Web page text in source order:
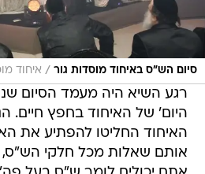
סיום הש"ס באיחוד מוסדות גור / איחוד
רגע השיא היה מעמד הסיום
היום' של האיחוד בחפץ חיים.
האיחוד החליטו להפתיע את
אותם שאלות מכל חלקי